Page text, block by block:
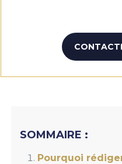
SOMMAIRE :
Pourquoi